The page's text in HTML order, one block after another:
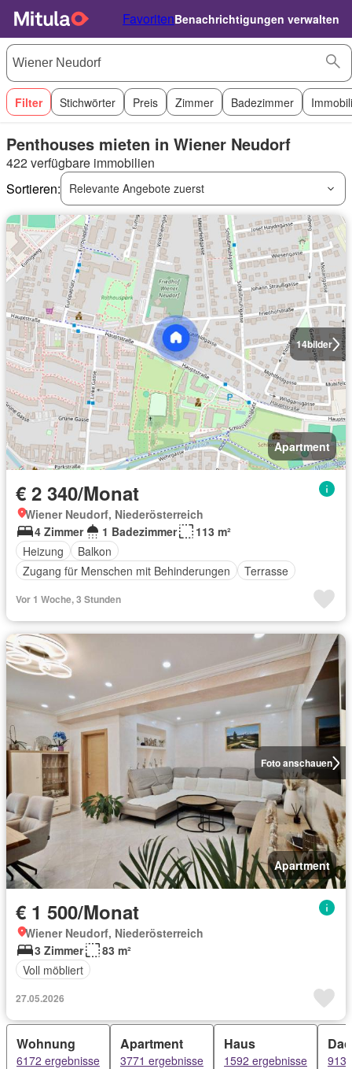
FavoritenBenachrichtigungen verwalten
Filter Stichwörter Preis Zimmer Badezimmer
Penthouses mieten in Wiener Neudorf
422 verfügbare immobilien
Sortieren:
Relevante Angebote zuerst
14bilder
Apartment
€ 2 340/Monat
Wiener Neudorf, Niederösterreich
4 Zimmer
1 Badezimmer
113 m²
Heizung
Balkon
Zugang für Menschen mit Behinderungen
Terrasse
Vor 1 Woche, 3 Stunden
Foto anschauen
Apartment
€ 1 500/Monat
Wiener Neudorf, Niederösterreich
3 Zimmer
83 m²
Voll möbliert
27.05.2026
Wohnung
6172 ergebnisse
Apartment
3771 ergebnisse
Haus
1592 ergebnisse 913